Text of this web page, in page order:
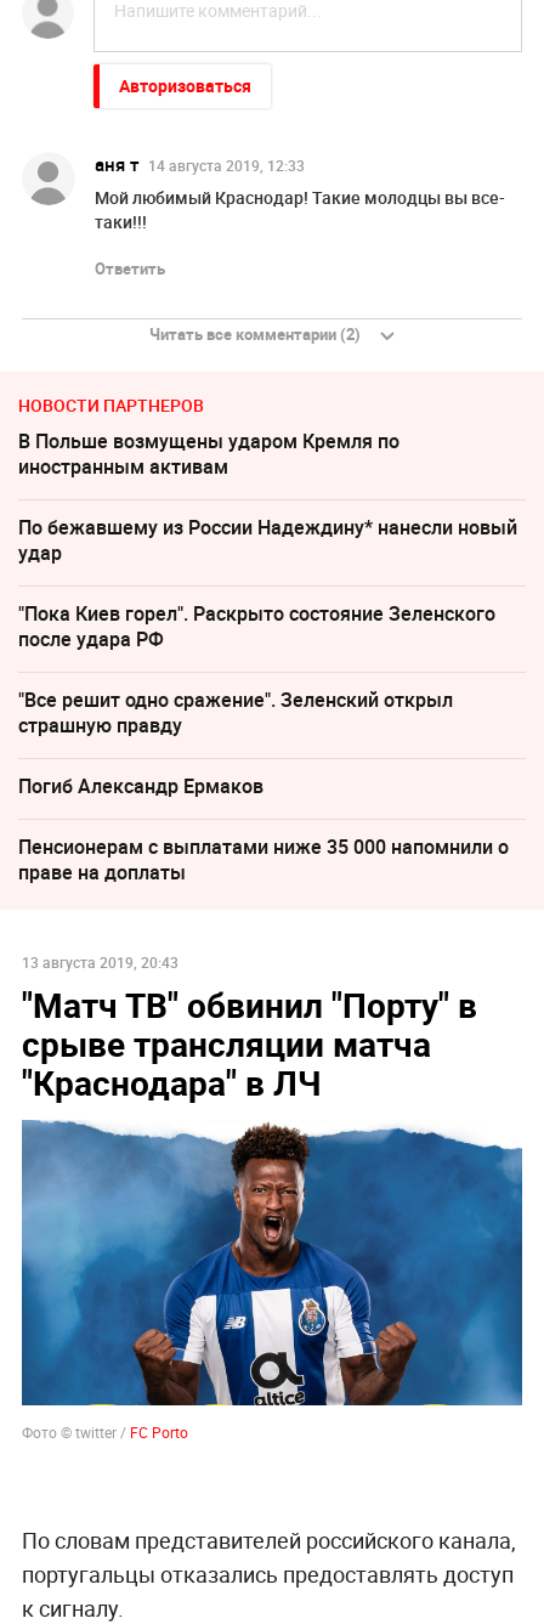
Авторизоваться
аня т 14 августа 2019, 12:33
Мой любимый Краснодар! Такие молодцы вы все-
таки!!!
Ответить
Читать все комментарии (2)
НОВОСТИ ПАРТНЕРОВ
В Польше возмущены ударом Кремля по
иностранным активам
По бежавшему из России Надеждину* нанесли новый
удар
"Пока Киев горел". Раскрыто состояние Зеленского
после удара РФ
"Все решит одно сражение". Зеленский открыл
страшную правду
Погиб Александр Ермаков
Пенсионерам с выплатами ниже 35 000 напомнили о
праве на доплаты
13 августа 2019, 20:43
"Матч ТВ" обвинил "Порту" в
срыве трансляции матча
"Краснодара" в ЛЧ
Фото © twitter / FC Porto
По словам представителей российского канала,
португальцы отказались предоставлять доступ
к сигналу.